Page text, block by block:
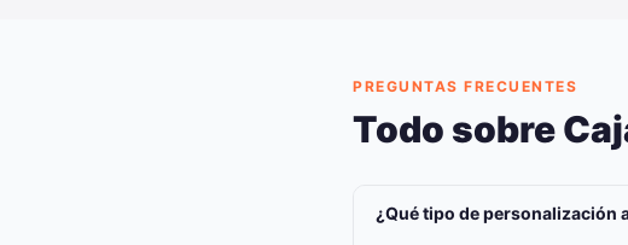
PREGUNTAS FRECUENTES
Todo sobre
¿Qué tipo de personalización